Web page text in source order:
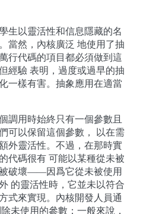
生以靈活性和信息隱藏的名
當然，內核廣泛 地使用了抽
行代碼的項目都必須做到這
經驗 表明，過度或過早的抽
一樣有害。抽象應用在適當
調用時始終只有一個參數且
可以保留這個參數， 以在需
外靈活性。不過，在那時實
代碼很有 可能以某種從未被
破壞——因爲它從未被使用
的靈活性時，它並未以符合
式來實現。內核開發人員通
未使用的參數；一般來說，